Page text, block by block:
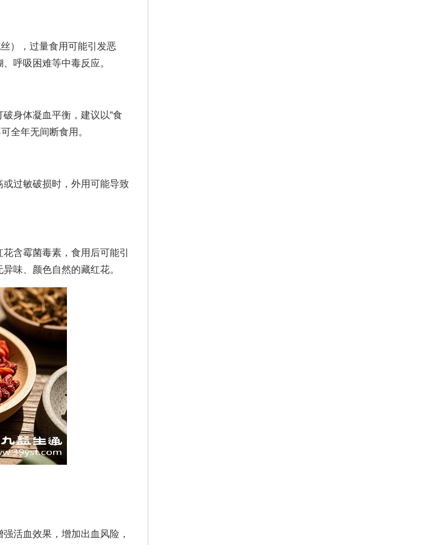
），过量食用可能引发恶
呼吸困难等中毒反应。
身体凝血平衡，建议以“食
全年无间断食用。
过敏破损时，外用可能导致
含霉菌毒素，食用后可能引
味、颜色自然的藏红花。
活血效果，增加出血风险，